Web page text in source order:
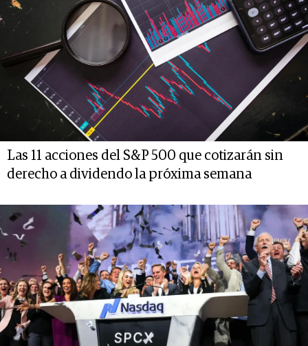
Las 11 acciones del S&P 500 que cotizarán sin
derecho a dividendo la próxima semana